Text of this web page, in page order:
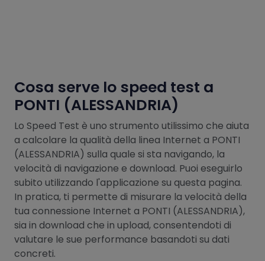
Cosa serve lo speed test a
PONTI (ALESSANDRIA)
Lo Speed Test è uno strumento utilissimo che aiuta
a calcolare la qualità della linea Internet a PONTI
(ALESSANDRIA) sulla quale si sta navigando, la
velocità di navigazione e download. Puoi eseguirlo
subito utilizzando l'applicazione su questa pagina.
In pratica, ti permette di misurare la velocità della
tua connessione Internet a PONTI (ALESSANDRIA),
sia in download che in upload, consentendoti di
valutare le sue performance basandoti su dati
concreti.